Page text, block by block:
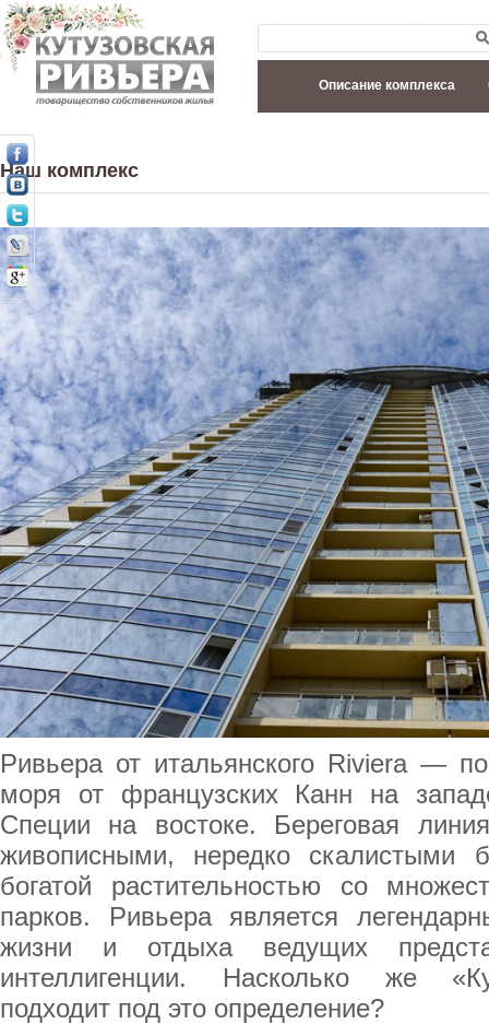
Описание комплекса
Наш комплекс
Ривьера от итальянского Riviera —
моря от французских Канн на
Специи на востоке. Береговая
живописными, нередко скалистыми
богатой растительностью со
парков. Ривьера является
жизни и отдыха ведущих
интеллигенции. Насколько же
подходит под это определение?